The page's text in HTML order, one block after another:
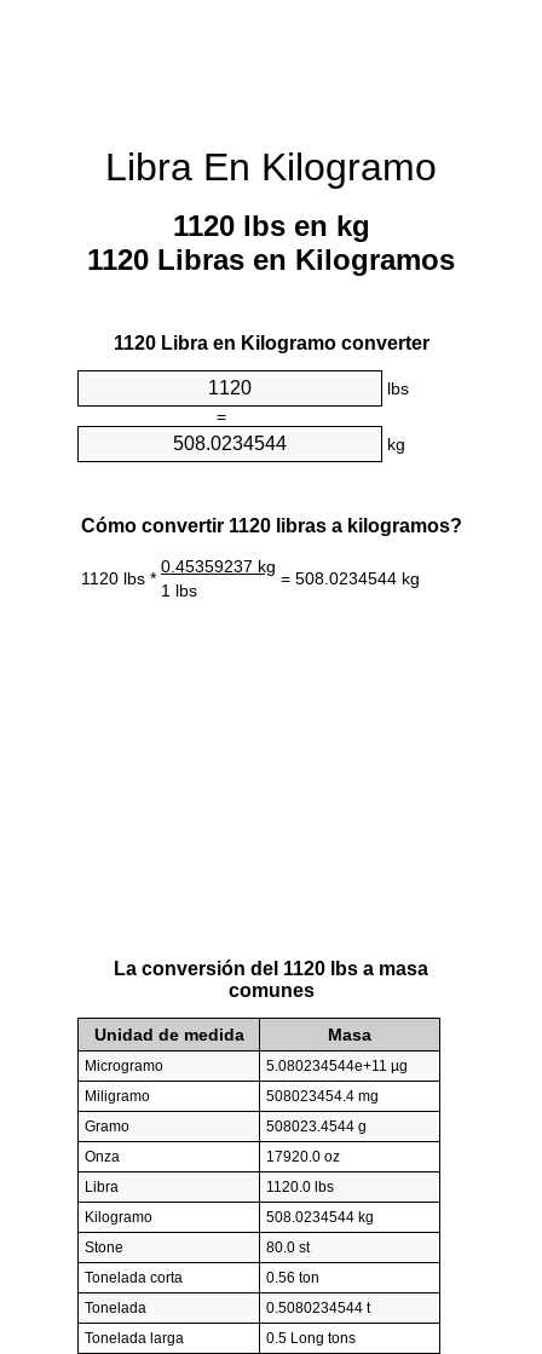
Libra En Kilogramo
1120 lbs en kg
1120 Libras en Kilogramos
1120 Libra en Kilogramo converter
lbs
=
kg
Cómo convertir 1120 libras a kilogramos?
1120 lbs *
0.45359237 kg
= 508.0234544 kg
1 lbs
La conversión del 1120 lbs a masa
comunes
Unidad de medida Masa
Microgramo
5.080234544e+11 µg
Miligramo
508023454.4 mg
Gramo
508023.4544 g
Onza
17920.0 oz
Libra
1120.0 lbs
Kilogramo
508.0234544 kg
Stone
80.0 st
Tonelada corta
0.56 ton
Tonelada
0.5080234544 t
Tonelada larga
0.5 Long tons